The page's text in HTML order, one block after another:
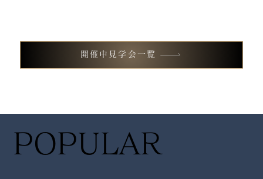
13:00 /
17:00
13:00
17:00
開催中見学会一覧
POPULAR